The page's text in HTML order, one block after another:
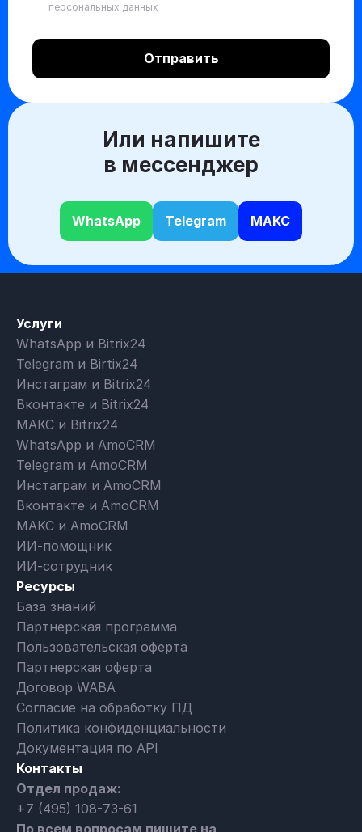
персональных данных
Или напишите
в мессенджер
WhatsApp Telegram МАКС
Услуги
WhatsApp и Bitrix24
Telegram и Birtix24
Инстаграм и Bitrix24
Вконтакте и Bitrix24
МАКС и Bitrix24
WhatsApp и AmoCRM
Telegram и AmoCRM
Инстаграм и AmoCRM
Вконтакте и AmoCRM
МАКС и AmoCRM
ИИ-помощник
ИИ-сотрудник
Ресурсы
База знаний
Партнерская программа
Пользовательская оферта
Партнерская оферта
Договор WABA
Согласие на обработку ПД
Политика конфиденциальности
Документация по API
Контакты
Отдел продаж:
+7 (495) 108-73-61